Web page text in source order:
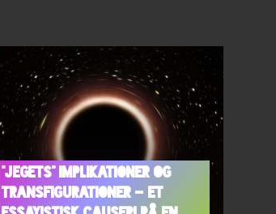
“Jegets” implikationer og
transfigurationer – et